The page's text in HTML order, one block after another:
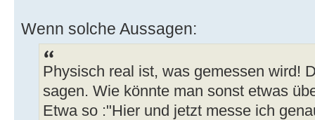
Wenn solche Aussagen:
Physisch real ist, was gemessen wird!
sagen. Wie könnte man sonst etwas
Etwa so :"Hier und jetzt messe ich